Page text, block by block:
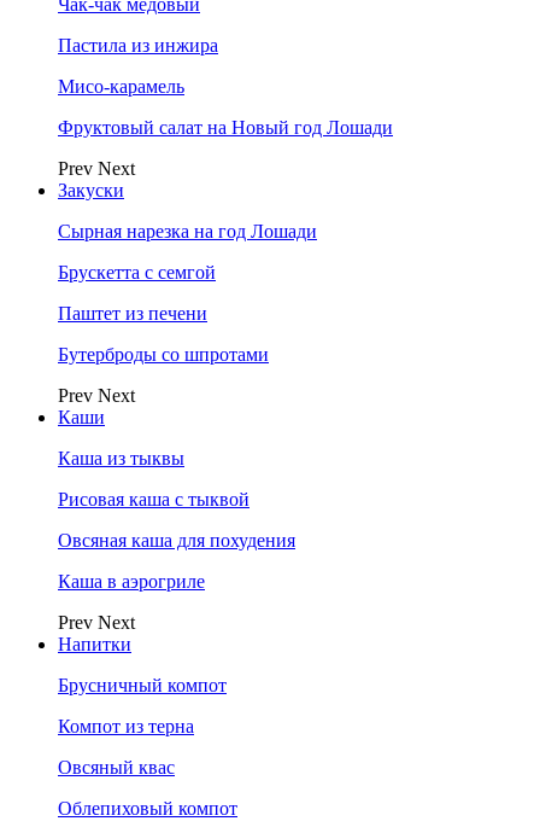
Чак-чак медовый
Пастила из инжира
Мисо-карамель
Фруктовый салат на Новый год Лошади
Prev Next
Закуски
Сырная нарезка на год Лошади
Брускетта с семгой
Паштет из печени
Бутерброды со шпротами
Prev Next
Каши
Каша из тыквы
Рисовая каша с тыквой
Овсяная каша для похудения
Каша в аэрогриле
Prev Next
Напитки
Брусничный компот
Компот из терна
Овсяный квас
Облепиховый компот